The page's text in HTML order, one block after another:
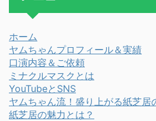
ホーム
ヤムちゃんプロフィール＆実績
口演内容＆ご依頼
ミナクルマスクとは
YouTubeとSNS
ヤムちゃん流！盛り上がる紙芝居
紙芝居の魅力とは？